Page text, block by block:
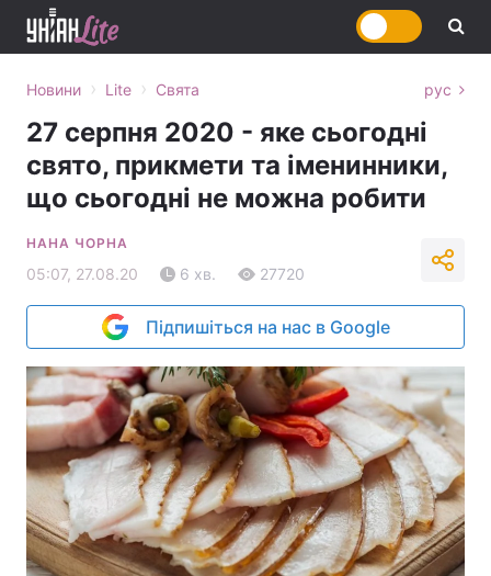
Новини › Lite › Свята рус
27 серпня 2020 - яке сьогодні
свято, прикмети та іменинники,
що сьогодні не можна робити
НАНА ЧОРНА
05:07, 27.08.20 6 хв. 27720
Підпишіться на нас в Google